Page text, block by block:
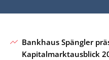
Bankhaus Spängler
Kapitalmarktausblick